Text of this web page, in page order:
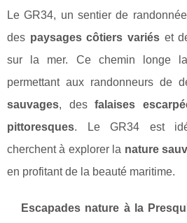
Le GR34, un sentier de
des paysages côtiers variéset
sur la mer. Ce chemin longe
permettant aux randonneurs de
sauvages, desfalaises
pittoresques. Le GR34 est
cherchent à explorer la nature
en profitant de la beauté maritime.
Escapades nature à la